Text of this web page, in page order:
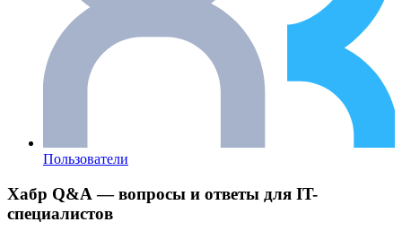
Пользователи
Хабр Q&A — вопросы и ответы для IT-
специалистов